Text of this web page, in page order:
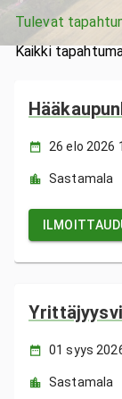
Tulevat
Kaikki
26 elo 2026
Sastamala
01 syys
Sastamala